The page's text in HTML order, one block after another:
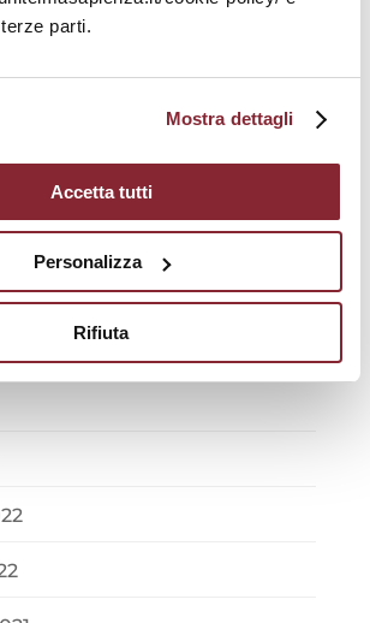
parti.
Mostra dettagli
Accetta tutti
Personalizza
Rifiuta